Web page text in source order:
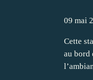
09 mai
Cette
au bord